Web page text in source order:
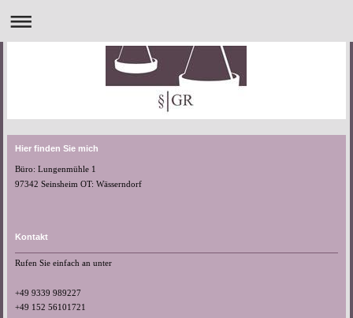
Hier finden Sie mich
Büro: Lungenmühle 1
97342 Seinsheim OT: Wässerndorf
Kontakt
Rufen Sie einfach an unter
+49 9339 989227
+49 152 56101721